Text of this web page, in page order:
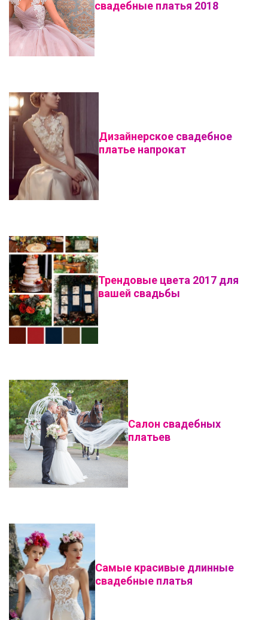
свадебные платья 2018
Дизайнерское свадебное
платье напрокат
Трендовые цвета 2017 для
вашей свадьбы
Салон свадебных
платьев
Самые красивые длинные
свадебные платья